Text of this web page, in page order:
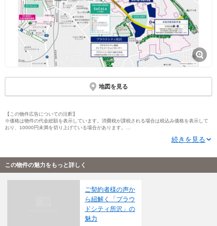
地図を見る
【この物件広告についての注釈】
※価格は物件の代金総額を表示しています。消費税が課税される場合は税込み価格を表示して
おり、10000円未満を切り上げている場合があります。
いない場合があります。住戸タイプと各住戸の価格帯表記について、単位（1000万円・100万
らの一部のみ展示している「サンプルルーム」や「ギャラリー」、「インフォメーションセン
ター」なども含みます。
※写真に写っている、またはパース（絵）や間取り図に描かれている家具や車などは、特にコ
メントがない場合、販売価格に含まれません。
※完成後１年以上を経過した未入居物件が掲載される場合があります。ご了承ください。
※掲載の省エネ性能ラベル内の物件・住棟・号室名称については最新のものに変更されている
※概要のエネルギー消費性能、断熱性能、目安光熱費については、表示している省エネ性能ラ
続きを見る
この物件の魅力をもっと詳しく
ご契約者様の声か
ら紐解く「プラウ
ドシティ所沢」の
魅力